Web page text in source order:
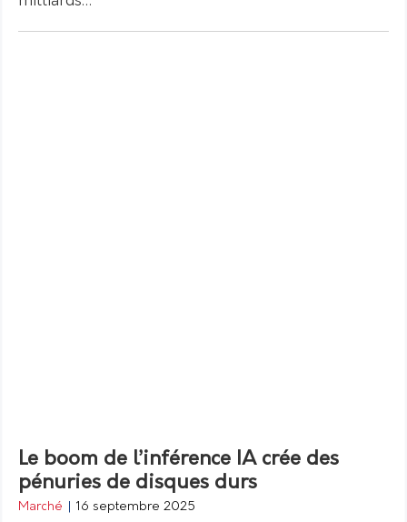
Le boom de l’inférence IA crée des
pénuries de disques durs
Marché 16 septembre 2025